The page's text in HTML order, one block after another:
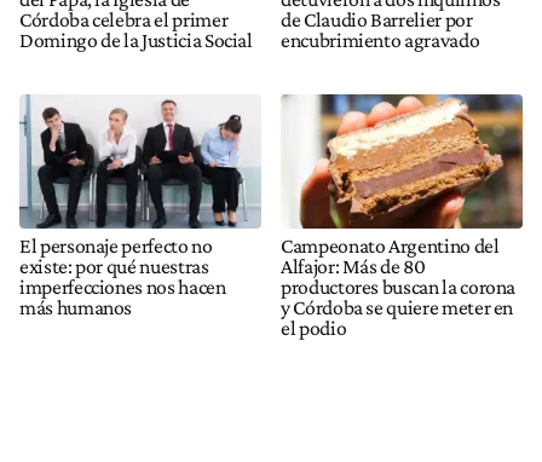
Córdoba celebra el primer
Domingo de la Justicia Social
de Claudio Barrelier por
encubrimiento agravado
El personaje perfecto no
existe: por qué nuestras
imperfecciones nos hacen
más humanos
Campeonato Argentino del
Alfajor: Más de 80
productores buscan la corona
y Córdoba se quiere meter en
el podio